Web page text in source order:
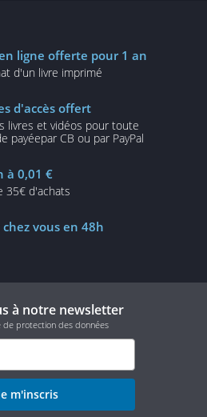
ligne offerte pour 1 an
d'un livre imprimé
d'accès offert
livres et vidéos pour toute
payéepar CB ou par PayPal
à 0,01 €
35€ d'achats
chez vous en 48h
à notre newsletter
protection des données
m'inscris